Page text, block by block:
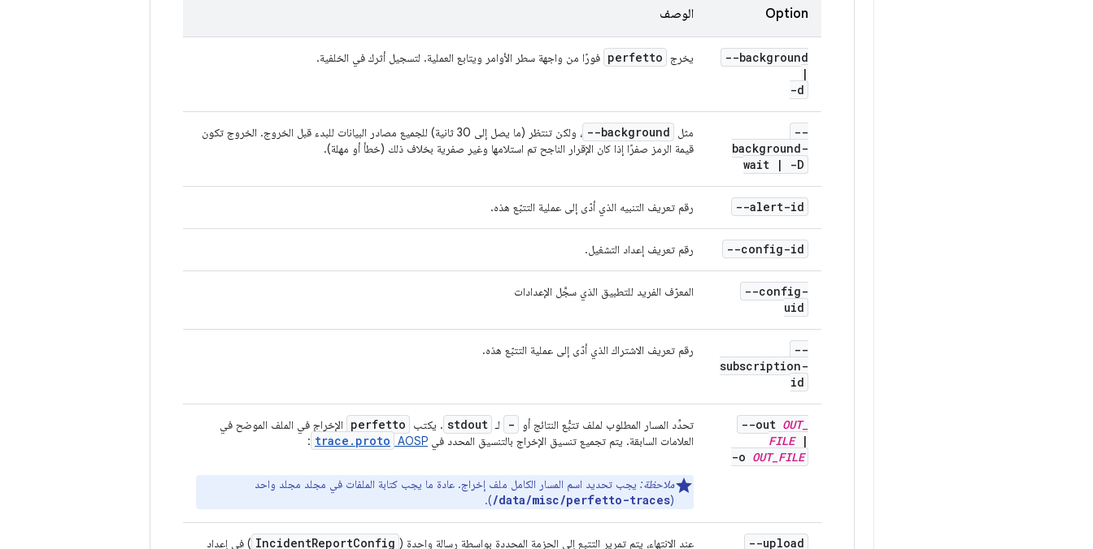
Option الوصف
--background
|
-d
يخرج perfetto فورًا من واجهة سطر الأوامر ويتابع العملية. لتسجيل أثرك في الخلفية.
--
background-
wait
| -D
مثل --background
، ولكن تنتظر (ما يصل إلى 30 ثانية) للجميع مصادر البيانات للبدء قبل الخروج. الخروج تكون
قيمة الرمز صفرًا إذا كان الإقرار الناجح تم استلامها وغير صفرية بخلاف ذلك (خطأ أو مهلة).
--alert-id رقم تعريف التنبيه الذي أدّى إلى عملية التتبّع هذه.
--config-id رقم تعريف إعداد التشغيل.
--config-
uid
المعرّف الفريد للتطبيق الذي سجَّل الإعدادات
--
subscription-
id
رقم تعريف الاشتراك الذي أدّى إلى عملية التتبّع هذه.
--out OUT_
FILE
|
-o OUT_ FILE
تحدِّد المسار المطلوب لملف تتبُّع النتائج أو - لـ stdout . يكتب perfetto
الإخراج في الملف الموضح في
العلامات السابقة. يتم تجميع تنسيق الإخراج بالتنسيق المحدد في AOSP
trace.proto
:
ملاحظة: يجب تحديد اسم المسار الكامل ملف إخراج. عادة ما يجب كتابة الملفات في مجلد مجلد واحد
(
/data/misc/perfetto-traces
).
--upload عند الانتهاء، يتم تمرير التتبع إلى الحزمة المحددة بواسطة رسالة واحدة ( IncidentReportConfig
) في إعداد